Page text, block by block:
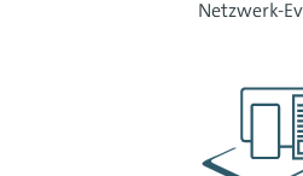
Netzwerk-